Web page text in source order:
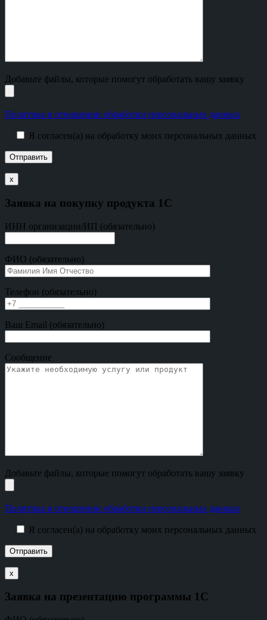
Добавьте файлы, которые помогут обработать вашу заявку
Политика в отношении обработки персональных данных
Я согласен(а) на обработку моих персональных данных
х
Заявка на покупку продукта 1С
ИНН организации/ИП (обязательно)
ФИО (обязательно)
Телефон (обязательно)
Ваш Email (обязательно)
Сообщение
Добавьте файлы, которые помогут обработать вашу заявку
Политика в отношении обработки персональных данных
Я согласен(а) на обработку моих персональных данных
х
Заявка на презентацию программы 1С